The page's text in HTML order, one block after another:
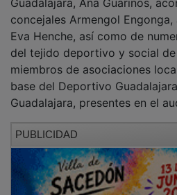
Además, la alcaldesa de
dio la bienvenida a los
inspirador de estas jornadas